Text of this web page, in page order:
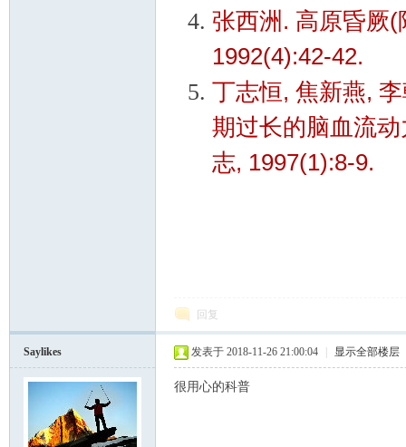
张西洲. 高原昏厥
1992(4):42-42.
丁志恒, 焦新燕,
期过长的脑血流
志, 1997(1):8-9.
回复
Saylikes 发表于 2018-11-26 21:00:04 显示全部楼层
很用心的科普